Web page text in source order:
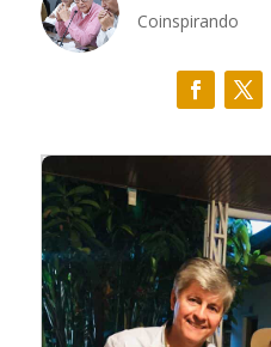
Coinspirando